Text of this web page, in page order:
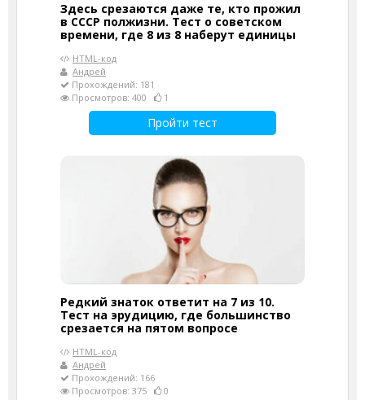
Здесь срезаются даже те, кто прожил
в СССР полжизни. Тест о советском
времени, где 8 из 8 наберут единицы
HTML-код
Андрей
Прохождений: 181
Просмотров: 400
1
Пройти тест
Редкий знаток ответит на 7 из 10.
Тест на эрудицию, где большинство
срезается на пятом вопросе
HTML-код
Андрей
Прохождений: 166
Просмотров: 375
0